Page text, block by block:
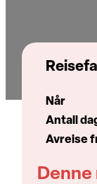
Når
Antall
Avreise